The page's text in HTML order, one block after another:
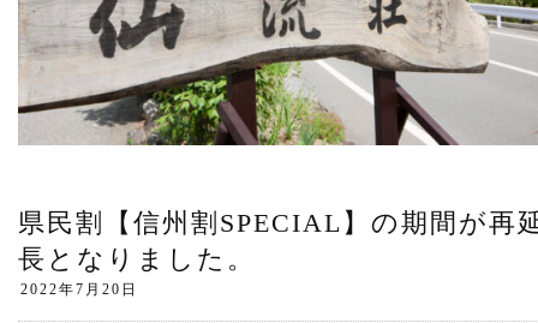
県民割【信州割SPECIAL】の期間が再
長となりました。